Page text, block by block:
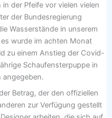
der Pfeife vor vielen vielen
der Bundesregierung
Wasserstände in unserem
wurde im achten Monat
zu einem Anstieg der Covid-
Schaufensterpuppe in
angegeben.
Betrag, der den offiziellen
zur Verfügung gestellt